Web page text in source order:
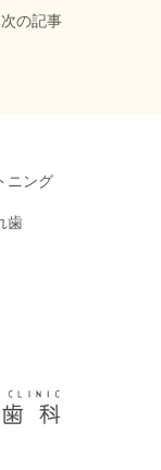
次の記事
ニング
歯